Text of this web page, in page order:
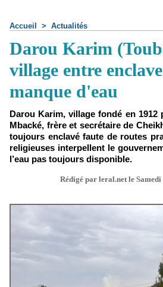
Accueil > Actualités
Darou Karim
village entre
manque d'eau
Darou Karim, village fondé en 1912
Mbacké, frère et secrétaire de
toujours enclavé faute de routes
religieuses interpellent le
l’eau pas toujours disponible.
Rédigé par leral.net le